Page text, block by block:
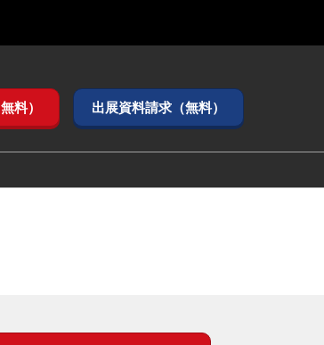
料） 出展資料請求（無料）